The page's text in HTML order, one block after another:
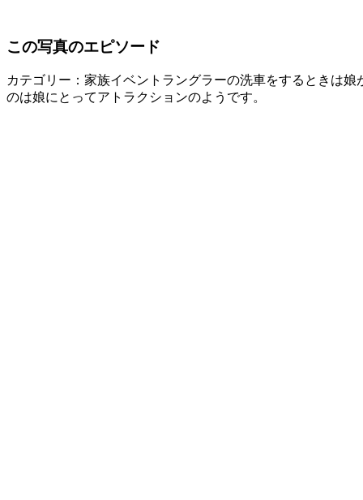
この写真のエピソード
カテゴリー：家族イベント ラングラーの洗車をするときは
のは娘にとってアトラクションのようです。